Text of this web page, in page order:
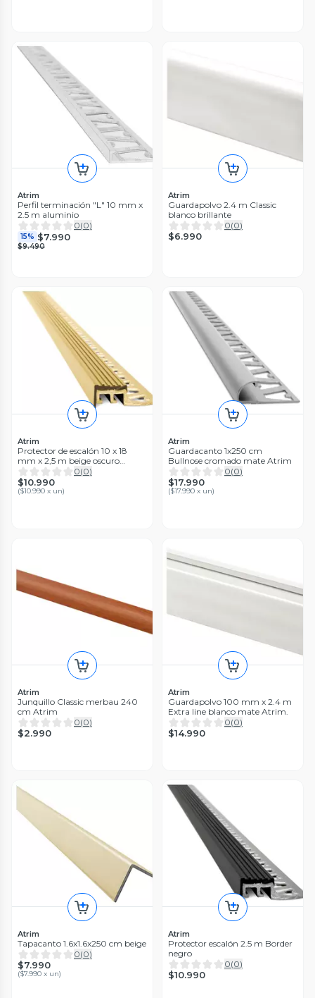
Atrim
Perfil terminación "L" 10 mm x
2.5 m aluminio
0(0)
15% $7.990
$9.490
Atrim
Guardapolvo 2.4 m Classic
blanco brillante
0(0)
$6.990
Atrim
Protector de escalón 10 x 18
mm x 2,5 m beige oscuro
Atrim.
0(0)
$10.990
($10.990 x un)
Atrim
Guardacanto 1x250 cm
Bullnose cromado mate Atrim
0(0)
$17.990
($17.990 x un)
Atrim
Junquillo Classic merbau 240
cm Atrim
0(0)
$2.990
Atrim
Guardapolvo 100 mm x 2.4 m
Extra line blanco mate Atrim.
0(0)
$14.990
Atrim
Tapacanto 1.6x1.6x250 cm beige
0(0)
$7.990
($7.990 x un)
Atrim
Protector escalón 2.5 m Border
negro
0(0)
$10.990